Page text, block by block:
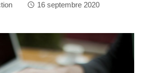
16 septembre 2020